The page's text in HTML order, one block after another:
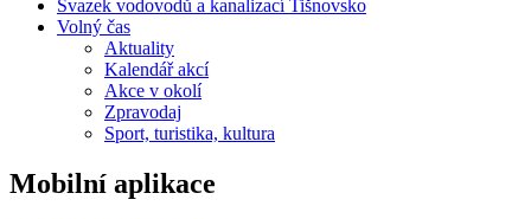
Svazek vodovodů a kanalizací Tišnovsko
Volný čas
Aktuality
Kalendář akcí
Akce v okolí
Zpravodaj
Sport, turistika, kultura
Mobilní aplikace